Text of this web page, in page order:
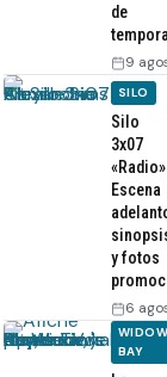
de
9
SILO
Silo
3x07
Escena
y fotos
6
BAY